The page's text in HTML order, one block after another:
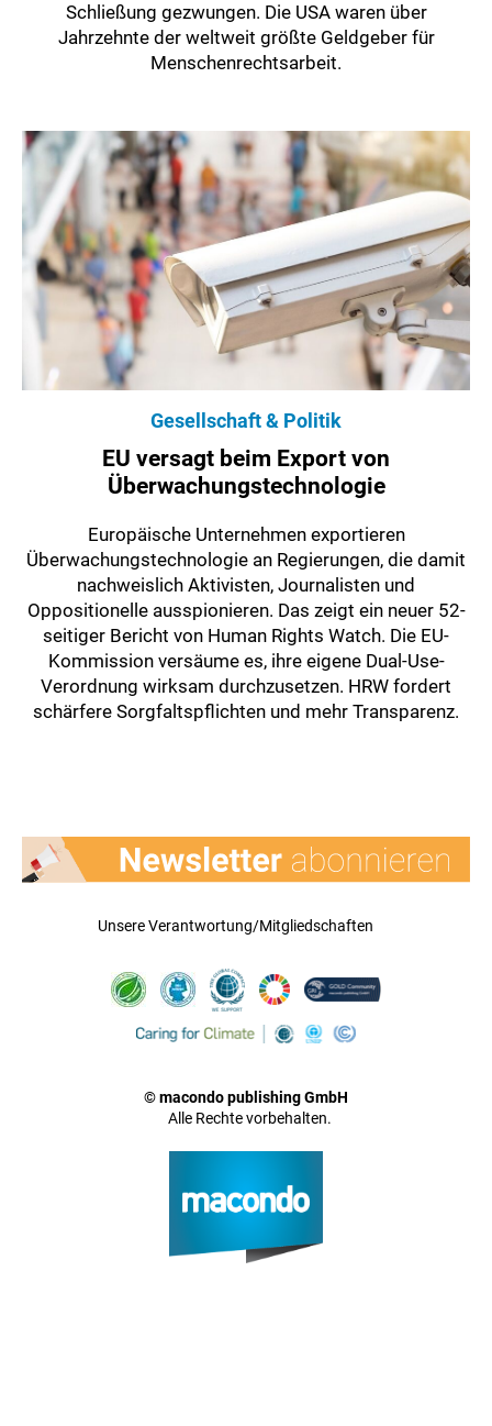
Schließung gezwungen. Die USA waren über
Jahrzehnte der weltweit größte Geldgeber für
Menschenrechtsarbeit.
Gesellschaft & Politik
EU versagt beim Export von
Überwachungstechnologie
Europäische Unternehmen exportieren
Überwachungstechnologie an Regierungen, die damit
nachweislich Aktivisten, Journalisten und
Oppositionelle ausspionieren. Das zeigt ein neuer 52-
seitiger Bericht von Human Rights Watch. Die EU-
Kommission versäume es, ihre eigene Dual-Use-
Verordnung wirksam durchzusetzen. HRW fordert
schärfere Sorgfaltspflichten und mehr Transparenz.
Unsere Verantwortung/Mitgliedschaften
© macondo publishing GmbH
Alle Rechte vorbehalten.